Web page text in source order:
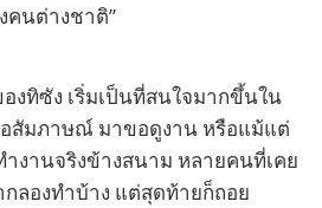
คนต่างชาติ”
งทิซัง เริ่มเป็นที่สนใจมากขึ้นใน
สัมภาษณ์ มาขอดูงาน หรือแม้แต่
งานจริงข้างสนาม หลายคนที่เคย
ลองทำบ้าง แต่สุดท้ายก็ถอย